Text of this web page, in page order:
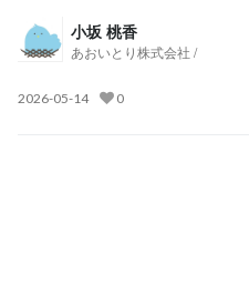
小坂 桃香
あおいとり株式会社 /
2026-05-14 0